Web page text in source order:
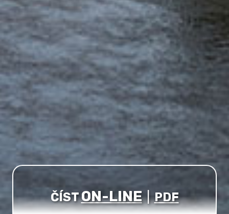
ČÍSTON-LINE | PDF